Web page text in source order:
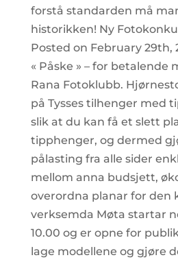
forstå standarden må
historikken! Ny
Posted on February 29th,
« Påske » – for betalende
Rana Fotoklubb.
på Tysses tilhenger med
slik at du kan få et slett
tipphenger, og dermed
pålasting fra alle sider
mellom anna budsjett,
overordna planar for den
verksemda Møta startar
10.00 og er opne for
lage modellene og gjøre